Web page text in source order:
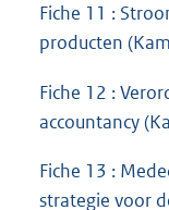
Fiche 11 :
producten
Fiche 12 :
accountancy
Fiche 13 :
strategie voor